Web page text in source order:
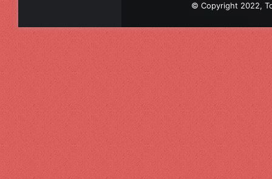
© Copyright 2022,